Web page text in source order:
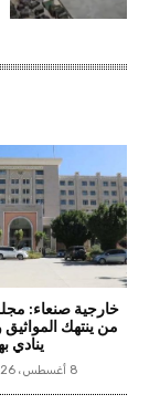
خارجية صنعاء:
من ينتهك
ينادي
8 أغسطس، 2026